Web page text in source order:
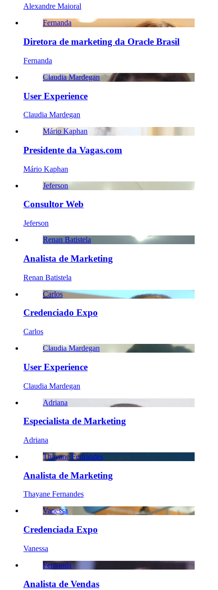
Alexandre Maioral
Fernanda
Diretora de marketing da Oracle Brasil
Fernanda
Claudia Mardegan
User Experience
Claudia Mardegan
Mário Kaphan
Presidente da Vagas.com
Mário Kaphan
Jeferson
Consultor Web
Jeferson
Renan Batistela
Analista de Marketing
Renan Batistela
Carlos
Credenciado Expo
Carlos
Claudia Mardegan
User Experience
Claudia Mardegan
Adriana
Especialista de Marketing
Adriana
Thayane Fernandes
Analista de Marketing
Thayane Fernandes
Vanessa
Credenciada Expo
Vanessa
Fernanda
Analista de Vendas